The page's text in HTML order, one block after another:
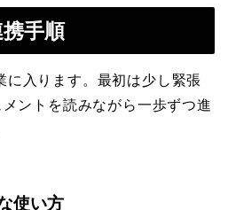
手順
に入ります。最初は少し緊張
ントを読みながら一歩ずつ進
使い方